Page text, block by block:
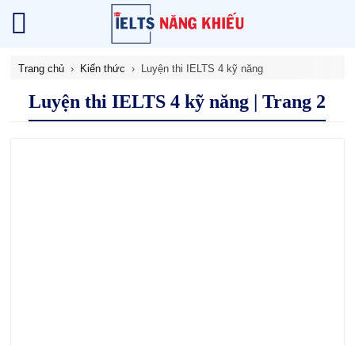
Trang chủ Kiến thức Luyện thi IELTS 4 kỹ năng
Luyện thi IELTS 4 kỹ năng | Trang 2